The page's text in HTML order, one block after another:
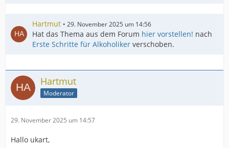
Hartmut 29. November 2025 um 14:56
Hat das Thema aus dem Forum hier vorstellen! nach
Erste Schritte für Alkoholiker verschoben.
Hartmut
Moderator
29. November 2025 um 14:57
Hallo ukart,